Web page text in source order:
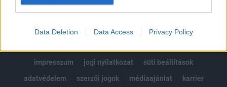
Data Deletion Data Access Privacy Policy
impresszum
jogi nyilatkozat
süti beállítások
adatvédelem
szerzői jogok médiaajánlat karrier